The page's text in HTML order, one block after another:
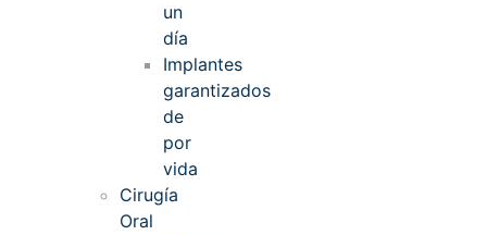
un
día
Implantes
garantizados
de
por
vida
Cirugía
Oral